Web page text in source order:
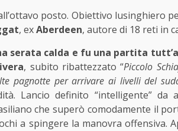
posto. Obiettivo lusinghiero
, exAberdeen, autore di 18 reti in
serata calda e fu una partita
, subito ribattezzato “Piccolo
pagnotte per arrivare ai livelli del
Lancio definito “intelligente” da
che superò comodamente il
a spingere la manovra offensiva.